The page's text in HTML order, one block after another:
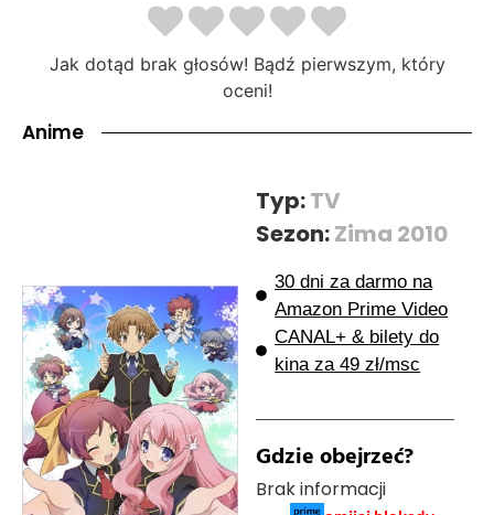
Jak dotąd brak głosów! Bądź pierwszym, który
oceni!
Anime
Typ:TV
Sezon:Zima 2010
30 dni za darmo na
Amazon Prime Video
CANAL+ & bilety do
kina za 49 zł/msc
Gdzie obejrzeć?
Brak informacji